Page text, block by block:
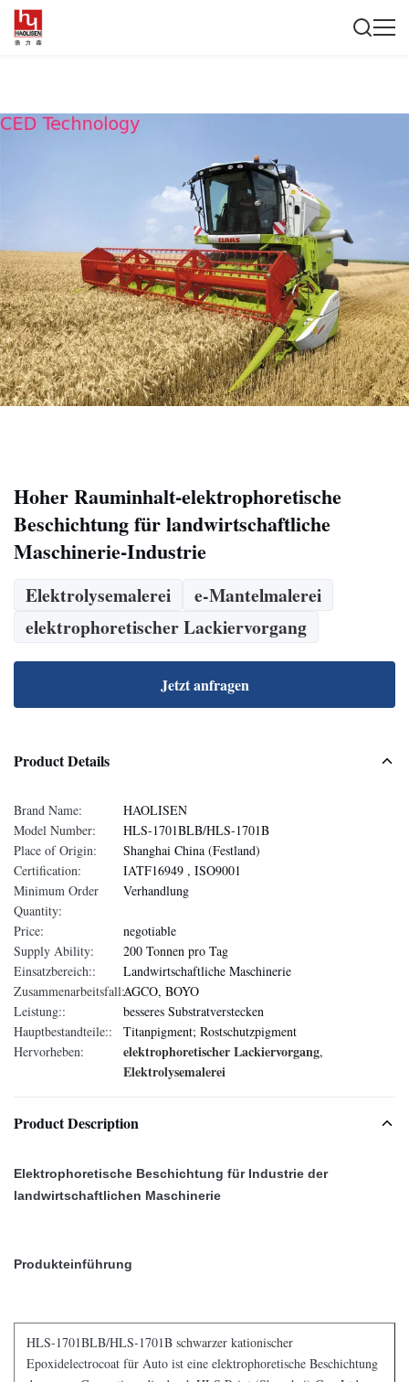
Hoher Rauminhalt-elektrophoretische
Beschichtung für landwirtschaftliche
Maschinerie-Industrie
Elektrolysemalerei
e-Mantelmalerei
elektrophoretischer Lackiervorgang
Jetzt anfragen
Product Details
Brand Name:
HAOLISEN
Model Number:
HLS-1701BLB/HLS-1701B
Place of Origin:
Shanghai China (Festland)
Certification:
IATF16949 , ISO9001
Minimum Order
Quantity:
Verhandlung
Price:
negotiable
Supply Ability:
200 Tonnen pro Tag
Einsatzbereich::
Landwirtschaftliche Maschinerie
Zusammenarbeitsfall::AGCO, BOYO
Leistung::
besseres Substratverstecken
Hauptbestandteile::
Titanpigment; Rostschutzpigment
Hervorheben:
elektrophoretischer Lackiervorgang,
Elektrolysemalerei
Product Description
Elektrophoretische Beschichtung für Industrie der
landwirtschaftlichen Maschinerie
Produkteinführung
HLS-1701BLB/HLS-1701B schwarzer kationischer
Epoxidelectrocoat für Auto ist eine elektrophoretische Beschichtung